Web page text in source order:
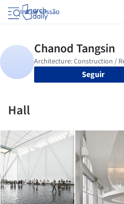
Iniciar sessão
Seguir
Hall